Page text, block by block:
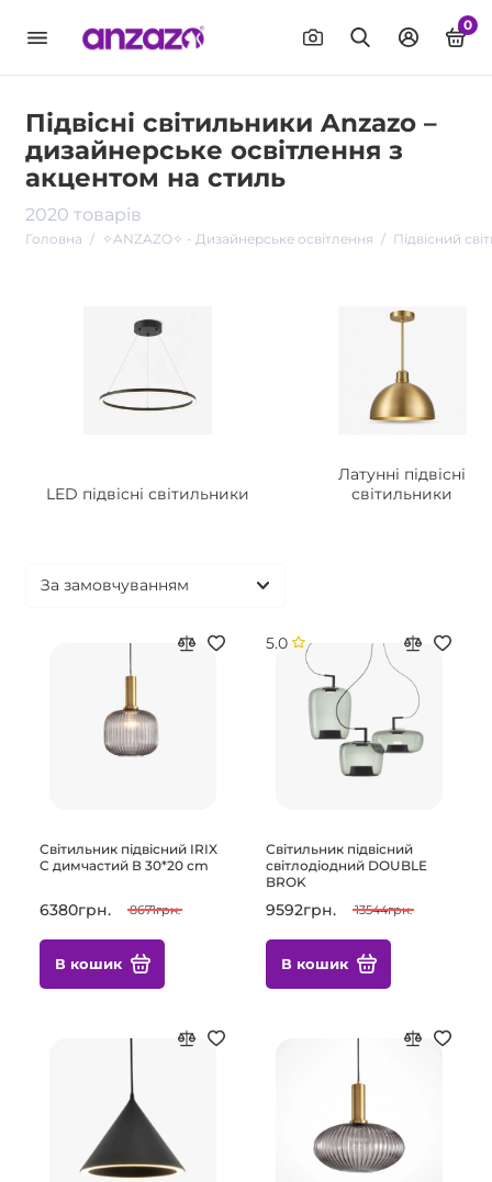
0
Підвісні світильники Anzazo –
дизайнерське освітлення з
акцентом на стиль
2020 товарів
Головна ✧ANZAZO✧ - Дизайнерське освітлення Підвісний
LED підвісні світильники
Латунні підвісні
світильники
Світильник підвісний IRIX
C димчастий В 30*20 cm
6380грн. 8671грн.
В кошик
5.0
Світильник підвісний
світлодіодний DOUBLE
BROK
9592грн. 13544грн.
В кошик